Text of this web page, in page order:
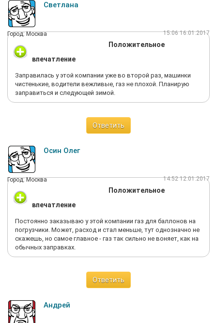
Светлана
Город: Москва 15:06 16.01.2017
Положительное
впечатление
Заправилась у этой компании уже во второй раз, машинки
чистенькие, водители вежливые, газ не плохой. Планирую
заправиться и следующей зимой.
Ответить
Осин Олег
Город: Москва 14:52 12.01.2017
Положительное
впечатление
Постоянно заказываю у этой компании газ для баллонов на
погрузчики. Может, расход и стал меньше, тут однозначно не
скажешь, но самое главное - газ так сильно не воняет, как на
обычных заправках.
Ответить
Андрей